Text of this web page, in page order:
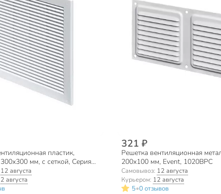
пластик,
мм, с сеткой, Серия
Viento, 3030TRU
12 августа
августа
321 ₽
Решетка вентиляционная
200х100 мм, Event, 1020ВРС
Самовывоз: 12 августа
Курьером: 12 августа
5•0 отзывов